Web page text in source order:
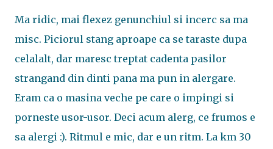
Ma ridic, mai flexez genunchiul si incerc sa ma
misc. Piciorul stang aproape ca se taraste dupa
celalalt, dar maresc treptat cadenta pasilor
strangand din dinti pana ma pun in alergare.
Eram ca o masina veche pe care o impingi si
porneste usor-usor. Deci acum alerg, ce frumos e
sa alergi :). Ritmul e mic, dar e un ritm. La km 30